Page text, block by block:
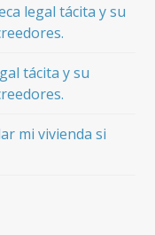
legal tácita y su
tácita y su
mi vivienda si